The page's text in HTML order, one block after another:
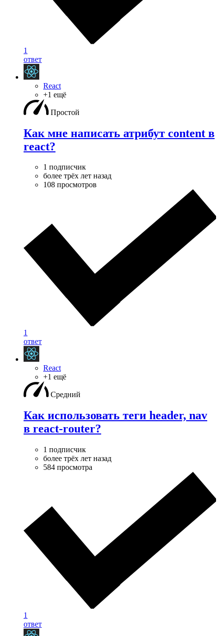
1
ответ
React
+1 ещё
Простой
Как мне написать атрибут content в
react?
1 подписчик
более трёх лет назад
108 просмотров
1
ответ
React
+1 ещё
Средний
Как использовать теги header, nav
в react-router?
1 подписчик
более трёх лет назад
584 просмотра
1
ответ